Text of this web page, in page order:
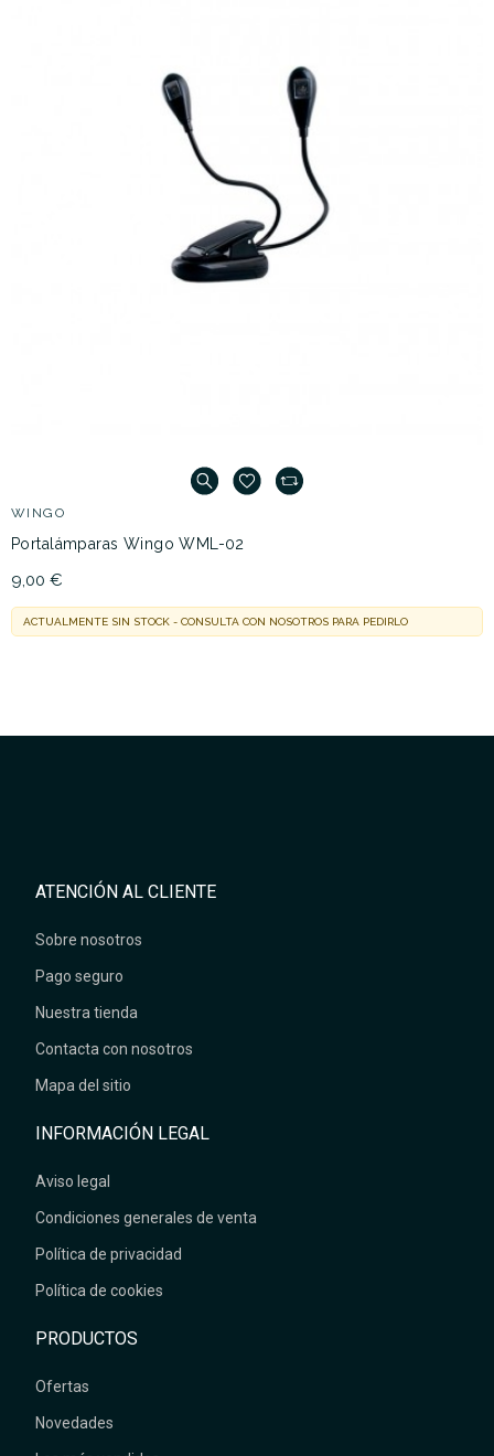
WINGO
Portalámparas Wingo WML-02
9,00 €
ACTUALMENTE SIN STOCK - CONSULTA CON NOSOTROS PARA PEDIRLO
ATENCIÓN AL CLIENTE
Sobre nosotros
Pago seguro
Nuestra tienda
Contacta con nosotros
Mapa del sitio
INFORMACIÓN LEGAL
Aviso legal
Condiciones generales de venta
Política de privacidad
Política de cookies
PRODUCTOS
Ofertas
Novedades